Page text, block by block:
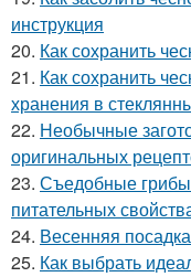
инструкция
20. Как сохранить
21. Как сохранить
хранения в
22. Необычные
оригинальных
23. Съедобные грибы
питательных
24. Весенняя
25. Как выбрать